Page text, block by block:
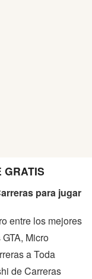
GRATIS
para jugar
entre los mejores
Micro
a Toda
de Carreras